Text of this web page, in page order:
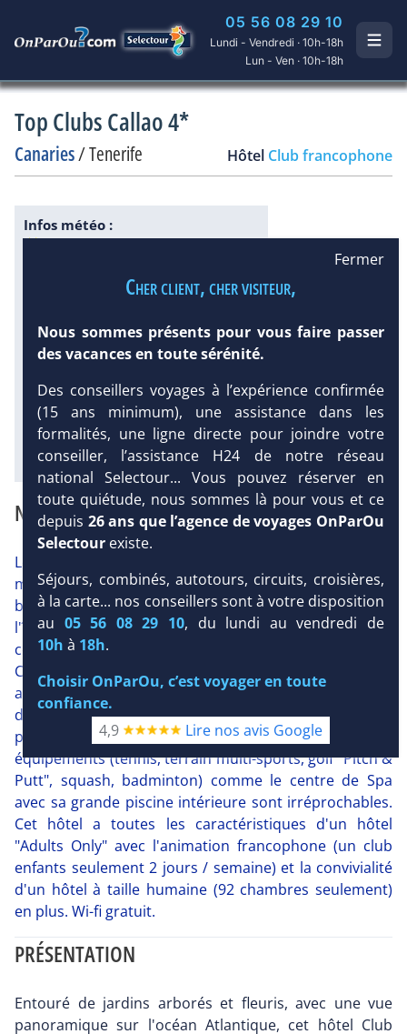
05 56 08 29 10
Lundi - Vendredi · 10h-18h
Lun - Ven · 10h-18h
Top Clubs Callao 4*
Canaries/Tenerife Hôtel Club francophone
DEMANDE
Infos météo :
Long.Longueur:
Équipement :
92
Tx :42 % Tx :43 %
dont le plus proche à 5.7 km de
l'hôtel
Diaporama
NOTRE AVIS
Le Top Clubs Callao n'est pas en bord de mer (1.7 Km)
mais légèrement en retrait sur les hauteurs mais
bénéficie de ce fait d'un beau panorama sur l'océan et
l'île de la Gomera au loin. Comme tous les hôtels de la
côte Sud Ouest de Tenerife (c'est à dire au delà de
Costa Adeje), le littoral est rocheux et les plages quasi-
absentes ou peu engageantes pour la baignade. En
dépit de cela, le Grand Hôtel Callao est un club qui
plaira principalement aux sportifs et aux couples : les
équipements (tennis, terrain multi-sports, golf "Pitch &
Putt", squash, badminton) comme le centre de Spa
avec sa grande piscine intérieure sont irréprochables.
Cet hôtel a toutes les caractéristiques d'un hôtel
"Adults Only" avec l'animation francophone (un club
enfants seulement 2 jours / semaine) et la convivialité
d'un hôtel à taille humaine (92 chambres seulement)
en plus. Wi-fi gratuit.
PRÉSENTATION
Entouré de jardins arborés et fleuris, avec une vue
panoramique sur l'océan Atlantique, cet hôtel Club
Fermer
Cher client, cher visiteur,
Nous sommes présents pour vous faire passer
des vacances en toute sérénité.
Des conseillers voyages à l’expérience confirmée
(15 ans minimum), une assistance dans les
formalités, une ligne directe pour joindre votre
conseiller, l’assistance H24 de notre réseau
national Selectour... Vous pouvez réserver en
toute quiétude, nous sommes là pour vous et ce
depuis 26 ans que l’agence de voyages OnParOu
Selectour existe.
Séjours, combinés, autotours, circuits, croisières,
à la carte... nos conseillers sont à votre disposition
au 05 56 08 29 10, du lundi au vendredi de
10h à 18h.
Choisir OnParOu, c’est voyager en toute
confiance.
4,9
Lire nos avis Google